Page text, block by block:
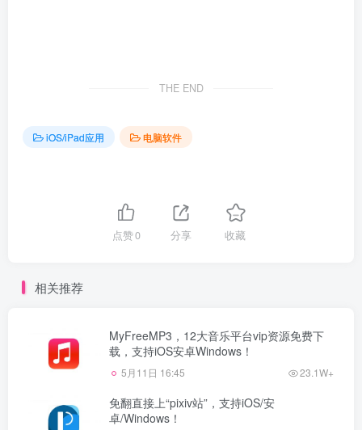
THE END
iOS/iPad应用 电脑软件
点赞0 分享 收藏
相关推荐
MyFreeMP3，12大音乐平台vip资源免费下
载，支持iOS安卓Windows！
5月11日 16:45 23.1W+
免翻直接上“pixiv站”，支持iOS/安
卓/Windows！